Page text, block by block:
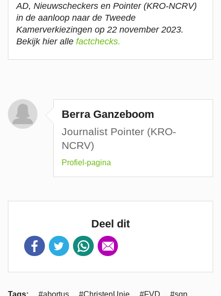
AD, Nieuwscheckers en Pointer (KRO-NCRV)
in de aanloop naar de Tweede
Kamerverkiezingen op 22 november 2023.
Bekijk hier alle factchecks.
Berra Ganzeboom
Journalist Pointer (KRO-
NCRV)
Profiel-pagina
Deel dit